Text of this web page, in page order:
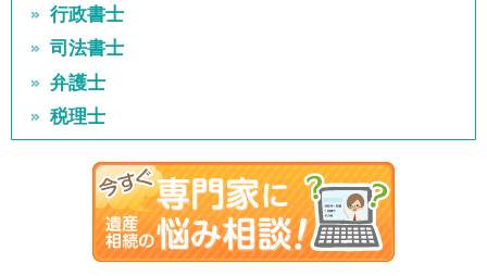
行政書士
司法書士
弁護士
税理士